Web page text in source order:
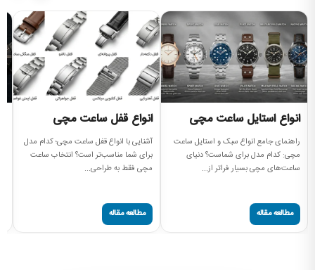
انواع استایل ساعت مچی
راهنمای جامع انواع سبک و استایل ساعت
مچی: کدام مدل برای شماست؟ دنیای
ساعت‌های مچی بسیار فراتر از...
مطالعه مقاله
انواع قفل ساعت مچی
آشنایی با انواع قفل ساعت مچی؛ کدام مدل
برای شما مناسب‌تر است؟ انتخاب ساعت
مچی فقط به طراحی...
مطالعه مقاله